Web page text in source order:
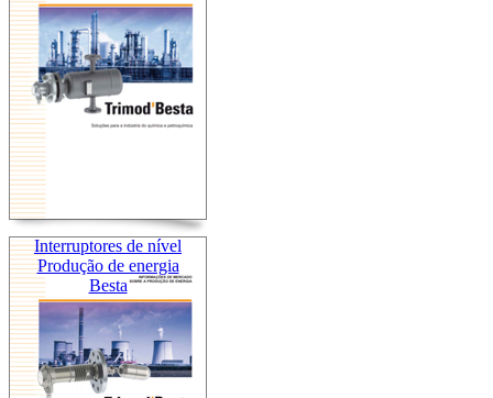
Interruptores de nível
Produção de energia
Besta